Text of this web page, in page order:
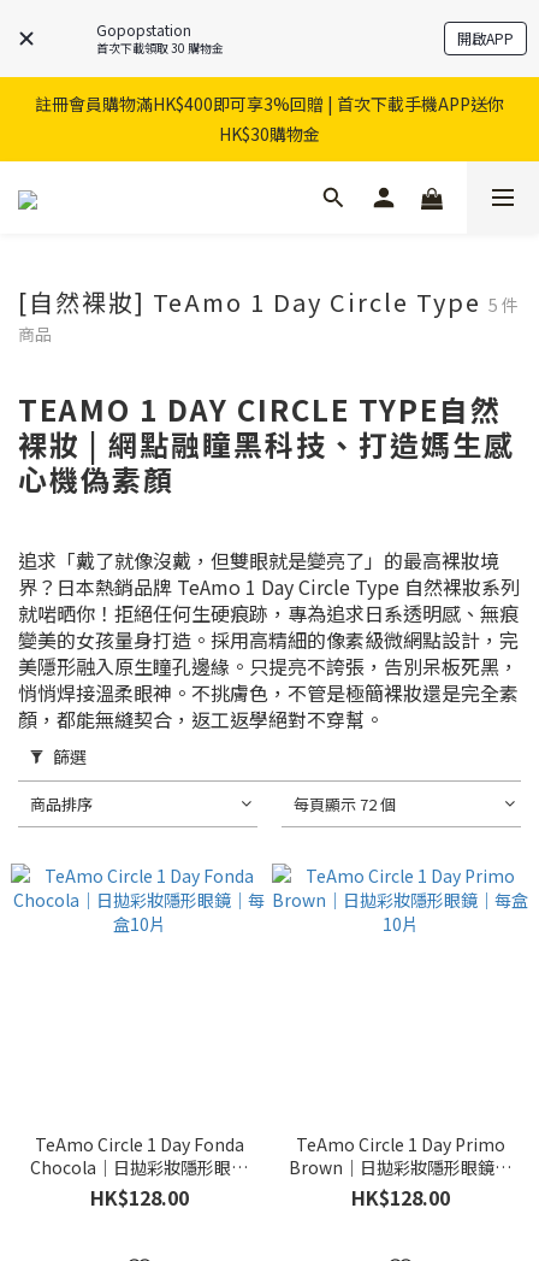
Gopopstation
首次下載領取 30 購物金 開啟APP
註冊會員購物滿HK$400即可享3%回贈 | 首次下載手機APP送你
HK$30購物金
[自然裸妝] TeAmo 1 Day Circle Type 5 件
商品
TEAMO 1 DAY CIRCLE TYPE自然
裸妝 | 網點融瞳黑科技、打造媽生感
心機偽素顏
追求「戴了就像沒戴，但雙眼就是變亮了」的最高裸妝境
界？日本熱銷品牌 TeAmo 1 Day Circle Type 自然裸妝系列
就啱晒你！拒絕任何生硬痕跡，專為追求日系透明感、無痕
變美的女孩量身打造。 採用高精細的像素級微網點設計，完
美隱形融入原生瞳孔邊緣。只提亮不誇張，告別呆板死黑，
悄悄焊接溫柔眼神。不挑膚色，不管是極簡裸妝還是完全素
顏，都能無縫契合，返工返學絕對不穿幫。
篩選
商品排序 每頁顯示 72 個
TeAmo Circle 1 Day Fonda
Chocola｜日拋彩妝隱形眼鏡
｜每盒10片
HK$128.00
TeAmo Circle 1 Day Primo
Brown｜日拋彩妝隱形眼鏡｜
每盒10片
HK$128.00